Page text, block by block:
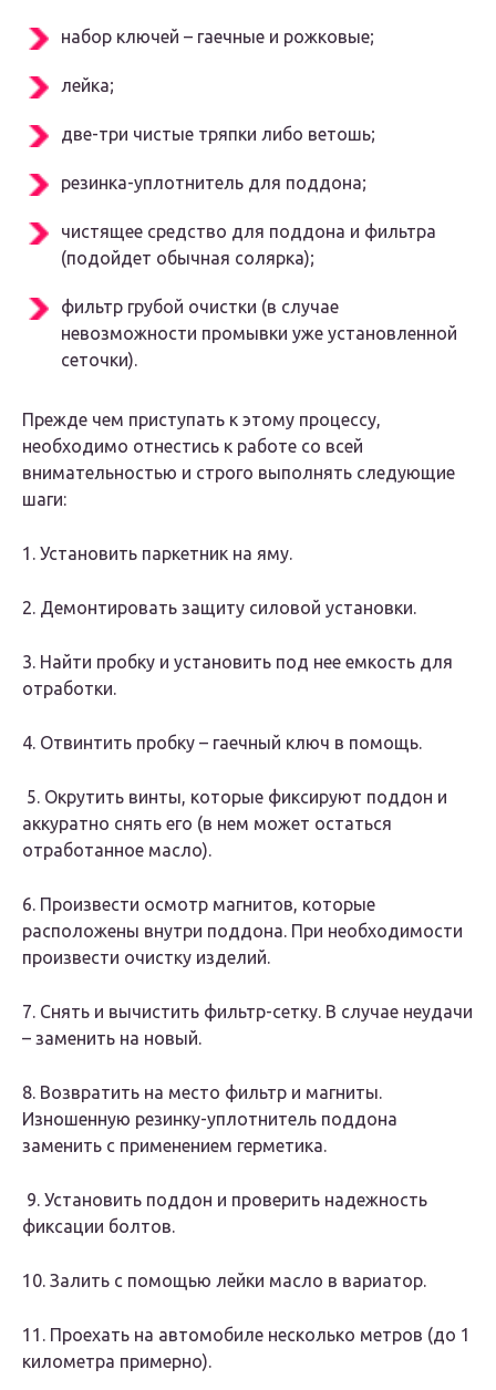
набор ключей – гаечные и рожковые;
лейка;
две-три чистые тряпки либо ветошь;
резинка-уплотнитель для поддона;
чистящее средство для поддона и фильтра
(подойдет обычная солярка);
фильтр грубой очистки (в случае
невозможности промывки уже установленной
сеточки).
Прежде чем приступать к этому процессу,
необходимо отнестись к работе со всей
внимательностью и строго выполнять следующие
шаги:
1. Установить паркетник на яму.
2. Демонтировать защиту силовой установки.
3. Найти пробку и установить под нее емкость для
отработки.
4. Отвинтить пробку – гаечный ключ в помощь.
5. Окрутить винты, которые фиксируют поддон и
аккуратно снять его (в нем может остаться
отработанное масло).
6. Произвести осмотр магнитов, которые
расположены внутри поддона. При необходимости
произвести очистку изделий.
7. Снять и вычистить фильтр-сетку. В случае неудачи
– заменить на новый.
8. Возвратить на место фильтр и магниты.
Изношенную резинку-уплотнитель поддона
заменить с применением герметика.
9. Установить поддон и проверить надежность
фиксации болтов.
10. Залить с помощью лейки масло в вариатор.
11. Проехать на автомобиле несколько метров (до 1
километра примерно).